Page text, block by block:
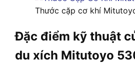
Thước cặp cơ khí
Đặc điểm kỹ thuật
du xích Mitutoyo